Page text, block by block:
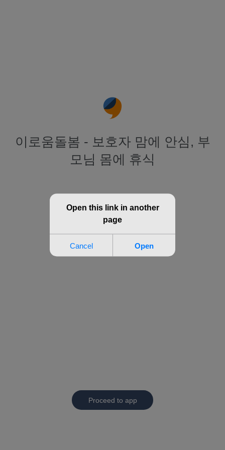
이로움돌봄 - 보호자 맘에 안심, 부
모님 몸에 휴식
Proceed to app